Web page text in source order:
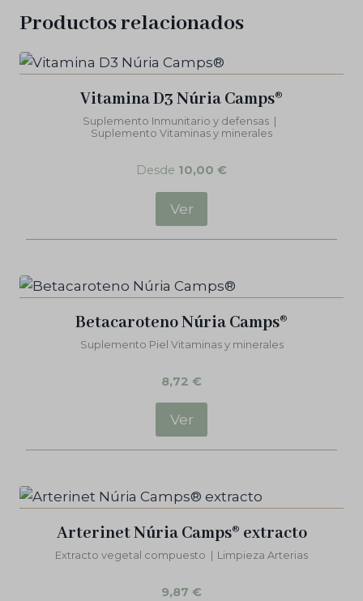
Productos relacionados
Vitamina D3 Núria Camps®
Suplemento Inmunitario y defensas
Suplemento Vitaminas y minerales
Desde 10,00 €
Ver
Betacaroteno Núria Camps®
Suplemento Piel Vitaminas y minerales
8,72 €
Ver
Arterinet Núria Camps® extracto
Extracto vegetal compuesto Limpieza Arterias
9,87 €